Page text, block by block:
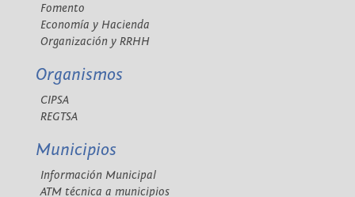
Fomento
Economía y Hacienda
Organización y RRHH
Organismos
CIPSA
REGTSA
Municipios
Información Municipal
ATM técnica a municipios